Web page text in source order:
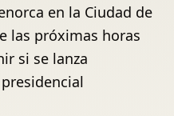
en la Ciudad de
las próximas horas
si se lanza